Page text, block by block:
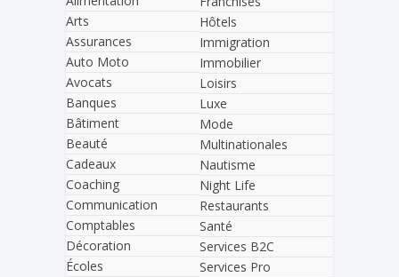
Arts
Assurances
Auto Moto
Avocats
Banques
Bâtiment
Beauté
Cadeaux
Coaching
Communication
Comptables
Décoration
Écoles
Hôtels
Immigration
Immobilier
Loisirs
Luxe
Mode
Multinationales
Nautisme
Night Life
Restaurants
Santé
Services B2C
Services Pro